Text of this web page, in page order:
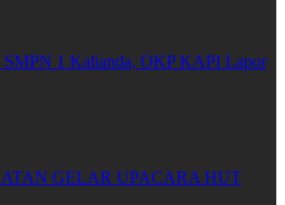
SMPN 1 Kalianda, OKP KAPI Lapor
GELAR UPACARA HUT